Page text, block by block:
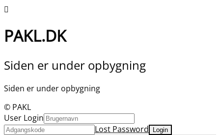
PAKL.DK
Siden er under opbygning
Siden er under opbygning
© PAKL
User Login
Lost Password